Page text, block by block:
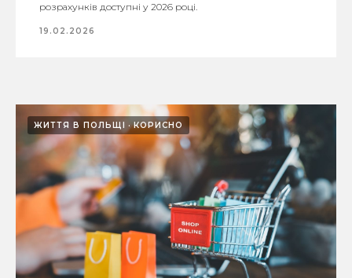
розрахунків доступні у 2026 році.
19.02.2026
ЖИТТЯ В ПОЛЬЩІ КОРИСНО